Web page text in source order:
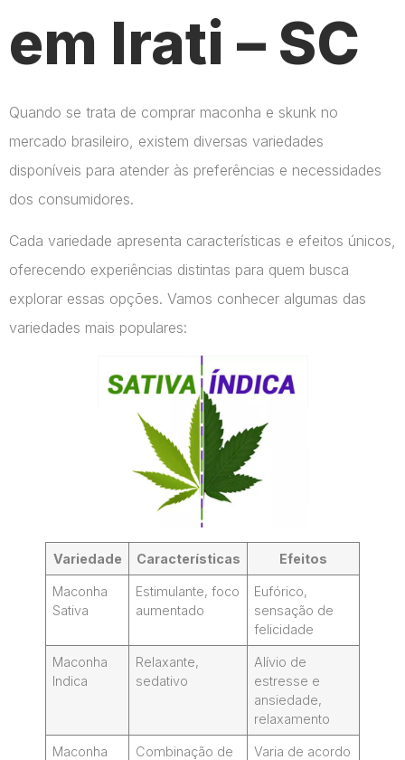
em Irati – SC
Quando se trata de comprar maconha e skunk no
mercado brasileiro, existem diversas variedades
disponíveis para atender às preferências e necessidades
dos consumidores.
Cada variedade apresenta características e efeitos únicos,
oferecendo experiências distintas para quem busca
explorar essas opções. Vamos conhecer algumas das
variedades mais populares:
Variedade Características Efeitos
Maconha
Sativa
Estimulante, foco
aumentado
Eufórico,
sensação de
felicidade
Maconha
Indica
Relaxante,
sedativo
Alívio de
estresse e
ansiedade,
relaxamento
Maconha
Combinação de
Varia de acordo